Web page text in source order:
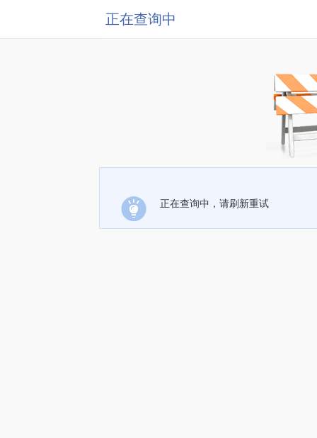
正在查询中
正在查询中，请刷新重试